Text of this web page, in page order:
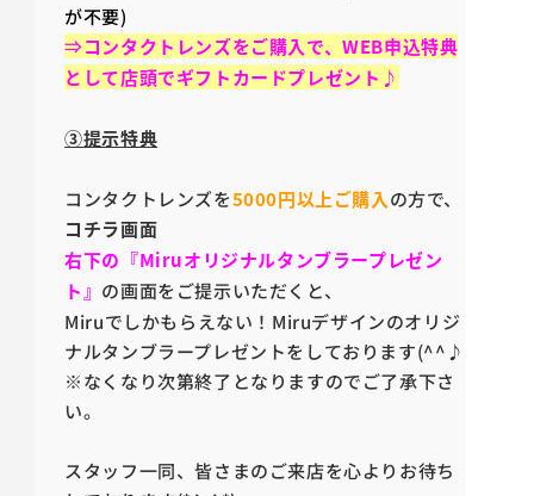
が不要)
⇒コンタクトレンズをご購入で、WEB申込特典
として店頭でギフトカードプレゼント♪
③提示特典
コンタクトレンズを5000円以上ご購入の方で、
コチラ画面
右下の『Miruオリジナルタンブラープレゼン
ト』 の画面をご提示いただくと、
Miruでしかもらえない！Miruデザインのオリジ
ナルタンブラープレゼントをしております(^^♪
※なくなり次第終了となりますのでご了承下さ
い。
スタッフ一同、皆さまのご来店を心よりお待ち